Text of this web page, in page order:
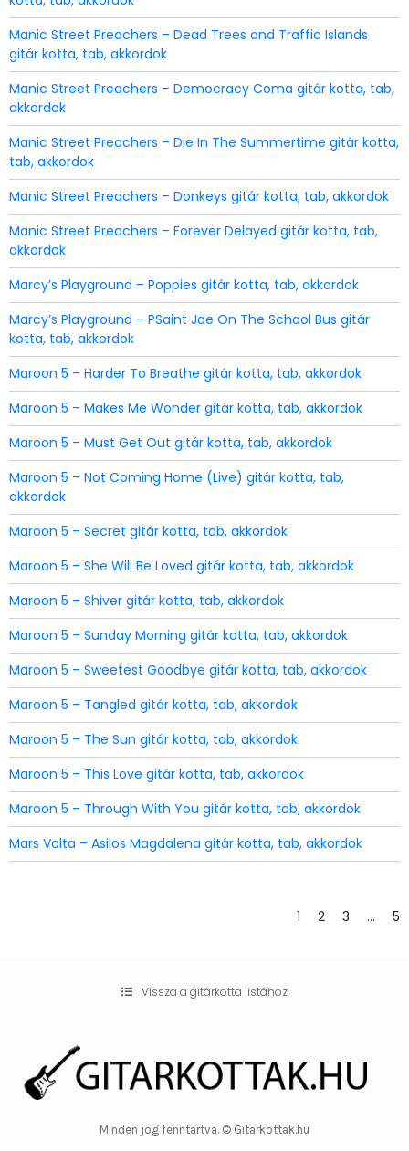
Manic Street Preachers – Dead Trees and Traffic Islands
gitár kotta, tab, akkordok
Manic Street Preachers – Democracy Coma gitár kotta, tab,
akkordok
Manic Street Preachers – Die In The Summertime gitár kotta,
tab, akkordok
Manic Street Preachers – Donkeys gitár kotta, tab, akkordok
Manic Street Preachers – Forever Delayed gitár kotta, tab,
akkordok
Marcy’s Playground – Poppies gitár kotta, tab, akkordok
Marcy’s Playground – PSaint Joe On The School Bus gitár
kotta, tab, akkordok
Maroon 5 – Harder To Breathe gitár kotta, tab, akkordok
Maroon 5 – Makes Me Wonder gitár kotta, tab, akkordok
Maroon 5 – Must Get Out gitár kotta, tab, akkordok
Maroon 5 – Not Coming Home (Live) gitár kotta, tab,
akkordok
Maroon 5 – Secret gitár kotta, tab, akkordok
Maroon 5 – She Will Be Loved gitár kotta, tab, akkordok
Maroon 5 – Shiver gitár kotta, tab, akkordok
Maroon 5 – Sunday Morning gitár kotta, tab, akkordok
Maroon 5 – Sweetest Goodbye gitár kotta, tab, akkordok
Maroon 5 – Tangled gitár kotta, tab, akkordok
Maroon 5 – The Sun gitár kotta, tab, akkordok
Maroon 5 – This Love gitár kotta, tab, akkordok
Maroon 5 – Through With You gitár kotta, tab, akkordok
Mars Volta – Asilos Magdalena gitár kotta, tab, akkordok
1 2 3 … 5
Vissza a gitárkotta listához
Minden jog fenntartva. © Gitarkottak.hu